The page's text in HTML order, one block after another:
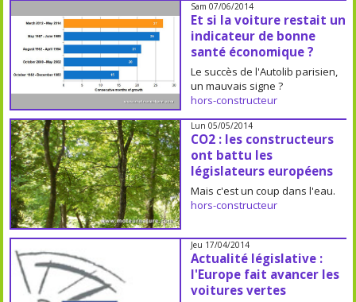
Sam 07/06/2014
Et si la voiture restait un
indicateur de bonne
santé économique ?
Le succès de l'Autolib parisien,
un mauvais signe ?
hors-constructeur
Lun 05/05/2014
CO2 : les constructeurs
ont battu les
législateurs européens
Mais c'est un coup dans l'eau.
hors-constructeur
Jeu 17/04/2014
Actualité législative :
l'Europe fait avancer les
voitures vertes